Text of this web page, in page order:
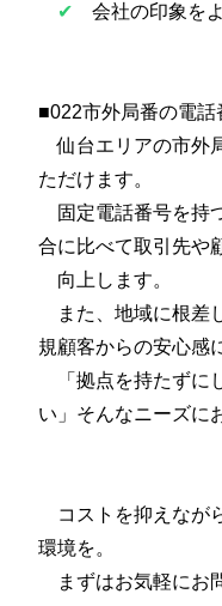
✔ 会社の印象を
■022市外局番の電
仙台エリアの市外
ただけます。
固定電話番号を持
合に比べて取引先や
向上します。
また、地域に根差
規顧客からの安心感
「拠点を持たずに
い」そんなニーズに
コストを抑えなが
環境を。
まずはお気軽にお